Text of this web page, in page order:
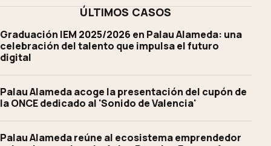
ÚLTIMOS CASOS
Graduación IEM 2025/2026 en Palau Alameda: una
celebración del talento que impulsa el futuro
digital
Palau Alameda acoge la presentación del cupón de
la ONCE dedicado al 'Sonido de Valencia'
Palau Alameda reúne al ecosistema emprendedor